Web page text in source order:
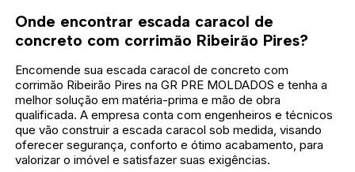
Onde encontrar escada caracol de
concreto com corrimão Ribeirão Pires?
Encomende sua escada caracol de concreto com
corrimão Ribeirão Pires na GR PRE MOLDADOS e tenha a
melhor solução em matéria-prima e mão de obra
qualificada. A empresa conta com engenheiros e técnicos
que vão construir a escada caracol sob medida, visando
oferecer segurança, conforto e ótimo acabamento, para
valorizar o imóvel e satisfazer suas exigências.